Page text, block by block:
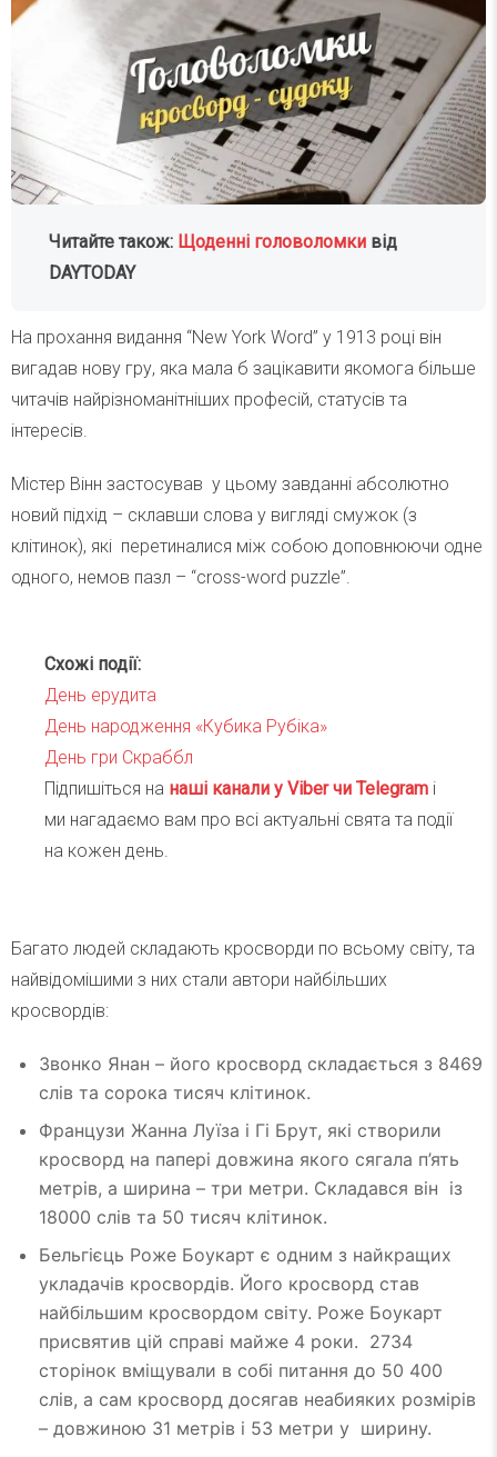
Читайте також: Щоденні головоломки від
DAYTODAY
На прохання видання “New York Word” у 1913 році він
вигадав нову гру, яка мала б зацікавити якомога більше
читачів найрізноманітніших професій, статусів та
інтересів.
Містер Вінн застосував у цьому завданні абсолютно
новий підхід – склавши слова у вигляді смужок (з
клітинок), які перетиналися між собою доповнюючи одне
одного, немов пазл – “cross-word puzzle”.
Схожі події:
День ерудита
День народження «Кубика Рубіка»
День гри Скраббл
Підпишіться на наші канали у Viber чи Telegram і
ми нагадаємо вам про всі актуальні свята та події
на кожен день.
Багато людей складають кросворди по всьому світу, та
найвідомішими з них стали автори найбільших
кросвордів:
Звонко Янан – його кросворд складається з 8469
слів та сорока тисяч клітинок.
Французи Жанна Луїза і Гі Брут, які створили
кросворд на папері довжина якого сягала п’ять
метрів, а ширина – три метри. Складався він із
18000 слів та 50 тисяч клітинок.
Бельгієць Роже Боукарт є одним з найкращих
укладачів кросвордів. Його кросворд став
найбільшим кросвордом світу. Роже Боукарт
присвятив цій справі майже 4 роки. 2734
сторінок вміщували в собі питання до 50 400
слів, а сам кросворд досягав неабияких розмірів
– довжиною 31 метрів і 53 метри у ширину.